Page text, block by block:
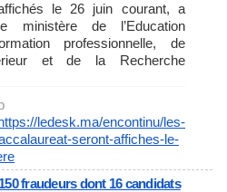
le 26 juin courant, a
ministère de l’Education
professionnelle, de
et de la Recherche
ledesk.ma/encontinu/les-
seront-affiches-le-
fraudeurs dont 16 candidats